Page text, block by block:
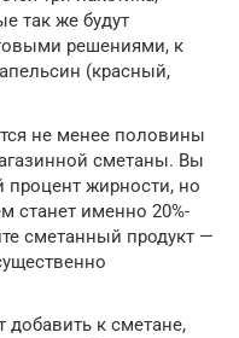
так же будут
решениями, к
(красный,
не менее половины
сметаны. Вы
жирности, но
именно 20%-
сметанный продукт —
добавить к сметане,